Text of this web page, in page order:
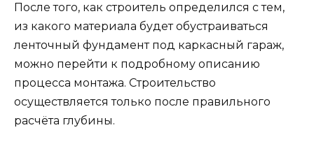
После того, как строитель определился с тем,
из какого материала будет обустраиваться
ленточный фундамент под каркасный гараж,
можно перейти к подробному описанию
процесса монтажа. Строительство
осуществляется только после правильного
расчёта глубины.